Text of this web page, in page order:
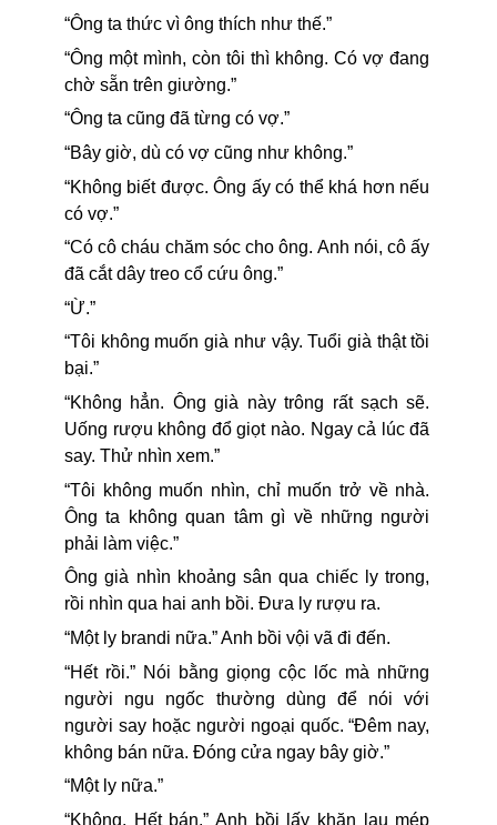
“Ông ta thức vì ông thích như thế.”
“Ông một mình, còn tôi thì không. Có vợ đang
chờ sẵn trên giường.”
“Ông ta cũng đã từng có vợ.”
“Bây giờ, dù có vợ cũng như không.”
“Không biết được. Ông ấy có thể khá hơn nếu
có vợ.”
“Có cô cháu chăm sóc cho ông. Anh nói, cô ấy
đã cắt dây treo cổ cứu ông.”
“Ừ.”
“Tôi không muốn già như vậy. Tuổi già thật tồi
bại.”
“Không hẳn. Ông già này trông rất sạch sẽ.
Uống rượu không đổ giọt nào. Ngay cả lúc đã
say. Thử nhìn xem.”
“Tôi không muốn nhìn, chỉ muốn trở về nhà.
Ông ta không quan tâm gì về những người
phải làm việc.”
Ông già nhìn khoảng sân qua chiếc ly trong,
rồi nhìn qua hai anh bồi. Đưa ly rượu ra.
“Một ly brandi nữa.” Anh bồi vội vã đi đến.
“Hết rồi.” Nói bằng giọng cộc lốc mà những
người ngu ngốc thường dùng để nói với
người say hoặc người ngoại quốc. “Đêm nay,
không bán nữa. Đóng cửa ngay bây giờ.”
“Một ly nữa.”
“Không. Hết bán.” Anh bồi lấy khăn lau mép